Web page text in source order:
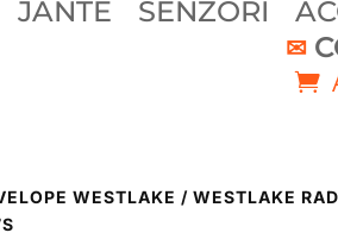
JANTE SENZORI
WESTLAKE / WESTLAKE